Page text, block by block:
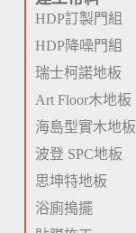
HDP訂製門組
HDP降噪門組
瑞士柯諾地板
Art Floor木地板
海島型實木地板
波登 SPC地板
思坤特地板
浴廁搗擺